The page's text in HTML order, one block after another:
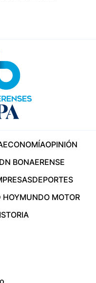
ECONOMÍAOPINIÓN
BONAERENSE
DEPORTES
HOYMUNDO MOTOR